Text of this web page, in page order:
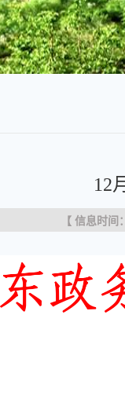
12
【 信息时间